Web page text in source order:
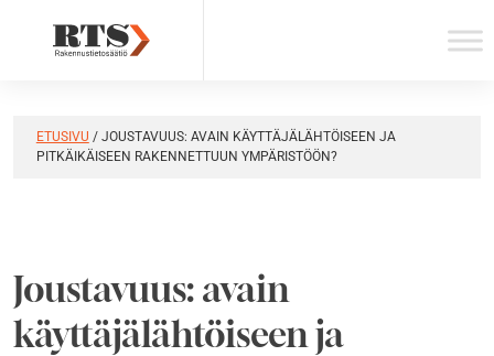
ETUSIVU / JOUSTAVUUS: AVAIN KÄYTTÄJÄLÄHTÖISEEN JA
PITKÄIKÄISEEN RAKENNETTUUN YMPÄRISTÖÖN?
Joustavuus: avain
käyttäjälähtöiseen ja